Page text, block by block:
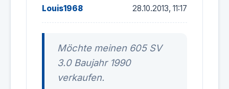
Louis1968 28.10.2013, 11:17
Möchte meinen 605 SV
3.0 Baujahr 1990
verkaufen.